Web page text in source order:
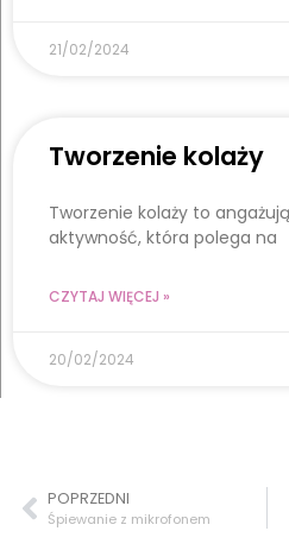
21/02/2024
Tworzenie kolaży
Tworzenie kolaży to
aktywność, która polega na
CZYTAJ WIĘCEJ »
20/02/2024
POPRZEDNI
Śpiewanie z mikrofonem